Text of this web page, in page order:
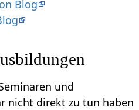
Blog
und
nicht direkt zu tun haben